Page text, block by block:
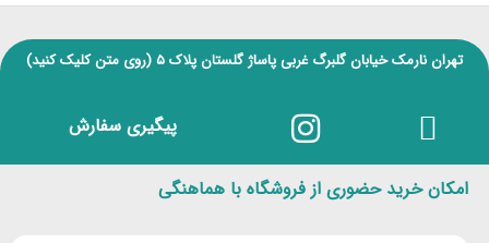
تهران نارمک خیابان گلبرگ غربی پاساژ گلستان پلاک ۵ (روی متن کلیک کنید)
پیگیری سفارش
امکان خرید حضوری از فروشگاه با هماهنگی